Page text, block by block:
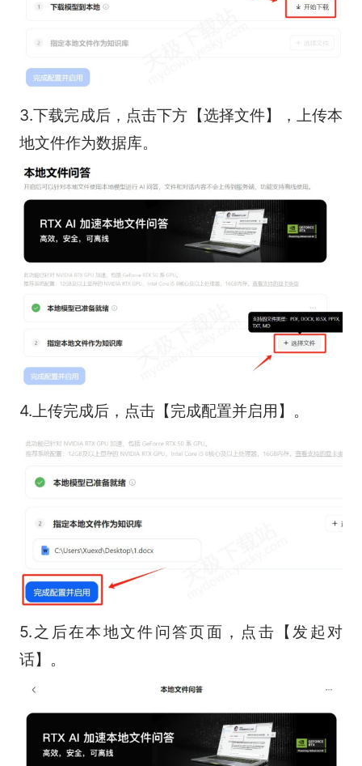
3.下载完成后，点击下方【选择文件】，上传本
地文件作为数据库。
4.上传完成后，点击【完成配置并启用】。
5.之后在本地文件问答页面，点击【发起对
话】。